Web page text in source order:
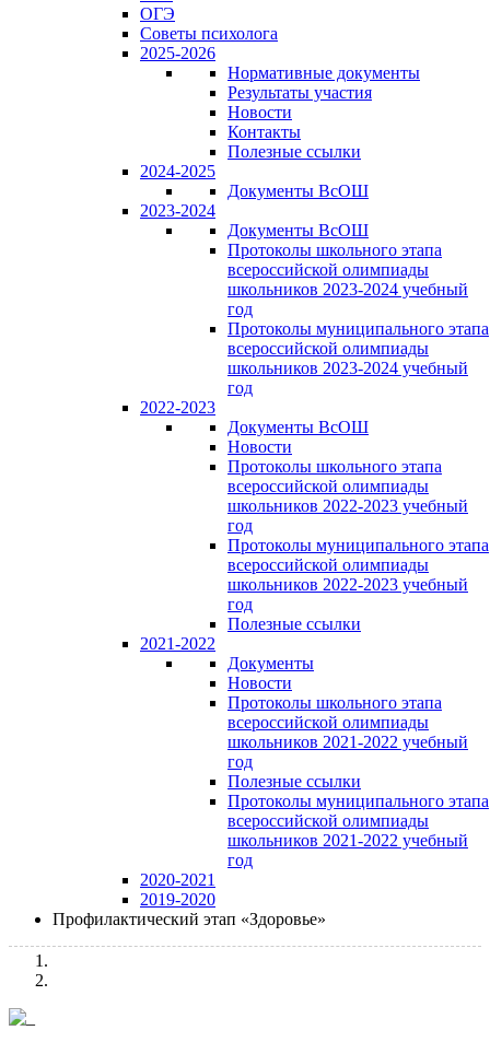
ОГЭ
Советы психолога
2025-2026
Нормативные документы
Результаты участия
Новости
Контакты
Полезные ссылки
2024-2025
Документы ВсОШ
2023-2024
Документы ВсОШ
Протоколы школьного этапа
всероссийской олимпиады
школьников 2023-2024 учебный
год
Протоколы муниципального этапа
всероссийской олимпиады
школьников 2023-2024 учебный
год
2022-2023
Документы ВсОШ
Новости
Протоколы школьного этапа
всероссийской олимпиады
школьников 2022-2023 учебный
год
Протоколы муниципального этапа
всероссийской олимпиады
школьников 2022-2023 учебный
год
Полезные ссылки
2021-2022
Документы
Новости
Протоколы школьного этапа
всероссийской олимпиады
школьников 2021-2022 учебный
год
Полезные ссылки
Протоколы муниципального этапа
всероссийской олимпиады
школьников 2021-2022 учебный
год
2020-2021
2019-2020
Профилактический этап «Здоровье»